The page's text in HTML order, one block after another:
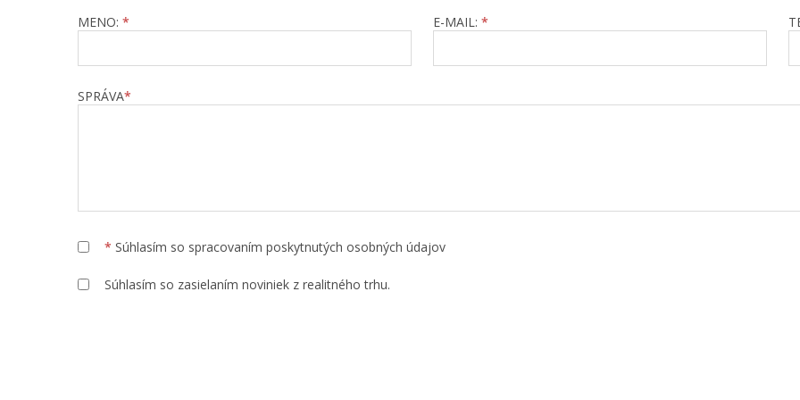
MENO: * E-MAIL: *
SPRÁVA*
* Súhlasím so spracovaním poskytnutých osobných údajov
Súhlasím so zasielaním noviniek z realitného trhu.